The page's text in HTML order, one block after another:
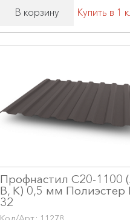
В корзину Купить в 1
Профнастил С20-1100
В, К) 0,5 мм Полиэстер
32